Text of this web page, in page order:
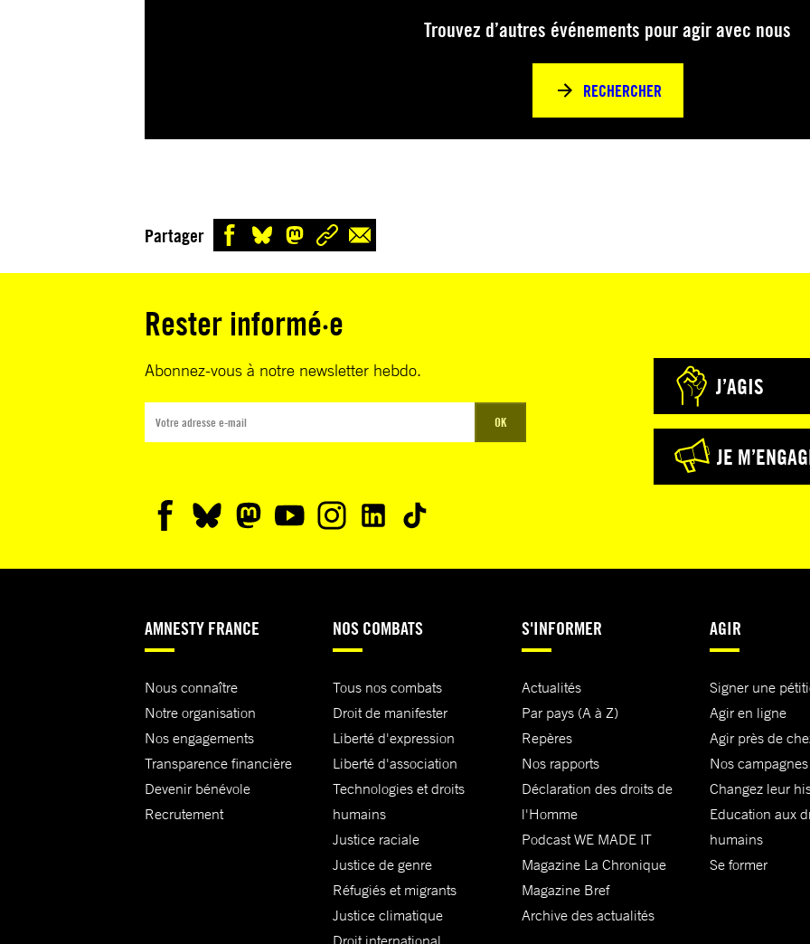
Trouvez d’autres événements pour agir avec nous
RECHERCHER
Partager
Rester informé·e
Abonnez-vous à notre newsletter hebdo.
OK
J’AGIS
JE
AMNESTY FRANCE
Nous connaître
Notre organisation
Nos engagements
Transparence financière
Devenir bénévole
Recrutement
NOS COMBATS
Tous nos combats
Droit de manifester
Liberté d'expression
Liberté d'association
Technologies et droits
humains
Justice raciale
Justice de genre
Réfugiés et migrants
Justice climatique
Droit international
S'INFORMER
Actualités
Par pays (A à Z)
Repères
Nos rapports
Déclaration des droits de
l'Homme
Podcast WE MADE IT
Magazine La Chronique
Magazine Bref
Archive des actualités
AGIR
Signer une
Agir en ligne
Agir près de
Nos campagnes
Changez leur
Education aux
humains
Se former